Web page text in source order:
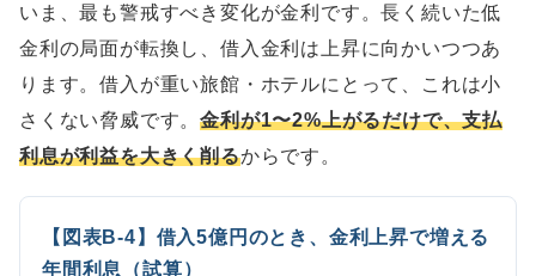
いま、最も警戒すべき変化が金利です。長く続いた低
金利の局面が転換し、借入金利は上昇に向かいつつあ
ります。借入が重い旅館・ホテルにとって、これは小
さくない脅威です。金利が1〜2%上がるだけで、支払
利息が利益を大きく削るからです。
【図表B-4】借入5億円のとき、金利上昇で増える
年間利息（試算）